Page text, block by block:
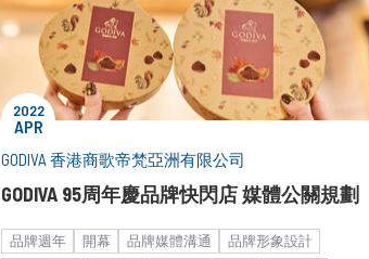
2022
APR
GODIVA 香港商歌帝梵亞洲有限公司
GODIVA 95周年慶品牌快閃店 媒體公關規劃
品牌週年 開幕 品牌媒體溝通
品牌形象設計